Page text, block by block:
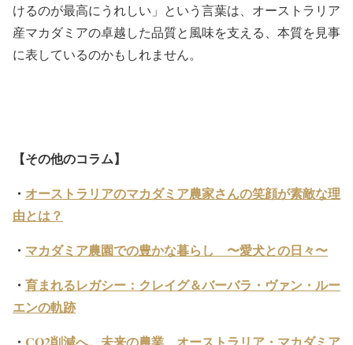
けるのが最高にうれしい」という言葉は、オーストラリア
産マカダミアの卓越した品質と風味を支える、本質を見事
に表しているのかもしれません。
【その他のコラム】
・ オーストラリアのマカダミア農家さんの笑顔が素敵な理
由とは？
・ マカダミア農園での豊かな暮らし 〜愛犬との日々〜
・ 育まれるレガシー：クレイグ＆バーバラ・ヴァン・ルー
エンの軌跡